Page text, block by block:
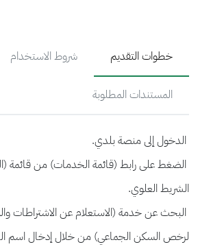
خطوات التقديم شروط الاستخدام
المستندات المطلوبة
الدخول إلى منصة بلدي.
الضغط على رابط (قائمة الخدمات) من قائمة
الشريط العلوي.
البحث عن خدمة (الاستعلام عن الاشتراطات
لرخص السكن الجماعي) من خلال إدخال اسم